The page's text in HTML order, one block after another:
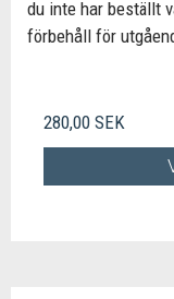
du inte har beställt
förbehåll för
280,00 SEK